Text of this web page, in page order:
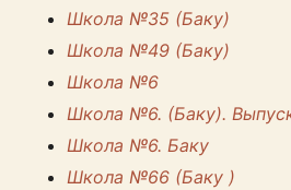
Школа №35 (Баку)
Школа №49 (Баку)
Школа №6
Школа №6. (Баку).
Школа №6. Баку
Школа №66 (Баку )